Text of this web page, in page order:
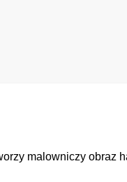
malowniczy obraz